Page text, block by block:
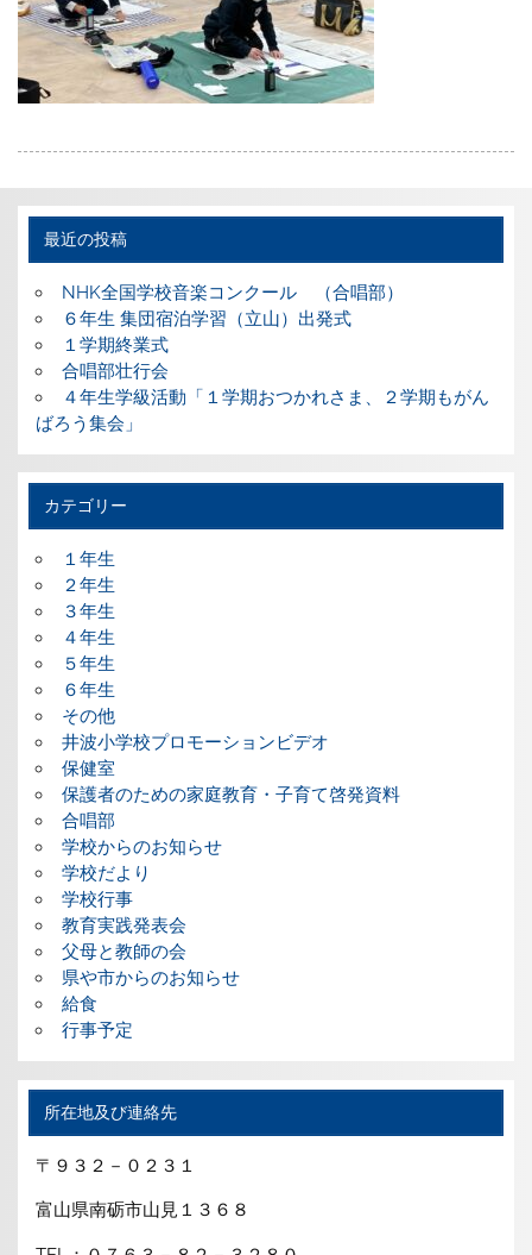
最近の投稿
NHK全国学校音楽コンクール （合唱部）
６年生 集団宿泊学習（立山）出発式
１学期終業式
合唱部壮行会
４年生学級活動「１学期おつかれさま、２学期もがん
ばろう集会」
カテゴリー
１年生
２年生
３年生
４年生
５年生
６年生
その他
井波小学校プロモーションビデオ
保健室
保護者のための家庭教育・子育て啓発資料
合唱部
学校からのお知らせ
学校だより
学校行事
教育実践発表会
父母と教師の会
県や市からのお知らせ
給食
行事予定
所在地及び連絡先
〒９３２－０２３１
富山県南砺市山見１３６８